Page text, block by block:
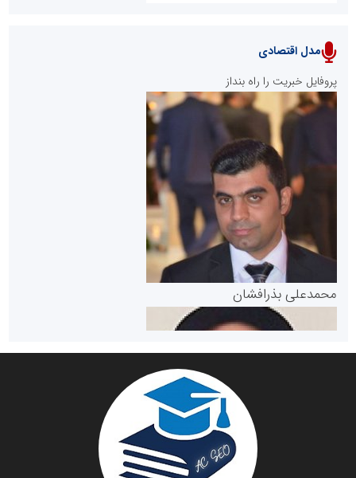
پایگاه خبری نهضت ملی مسکن
پایگاه خبری گفتمان یزد
سازمان بورس و اوراق بهادار
مرجع اخبار موثق در بازارسرمایه
سازمان صنعت،معدن و تجارت
مدل اقتصادی
پروفایل خبریت را راه بنداز
محمدعلی بذرافشان